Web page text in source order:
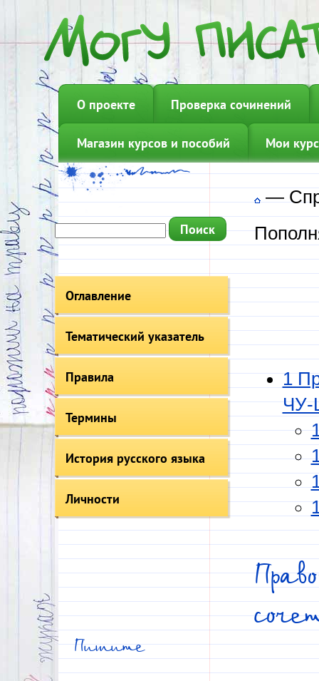
О проекте Проверка сочинений
Магазин курсов и пособий Мои
Оглавление
Тематический указатель
Правила
Термины
История русского языка
Личности
Пишите
—
1